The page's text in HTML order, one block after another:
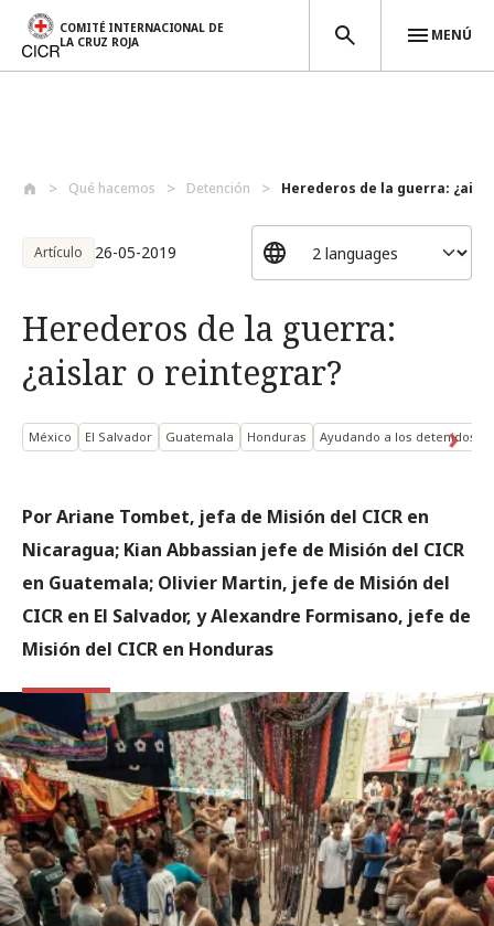
COMITÉ INTERNACIONAL DE
LA CRUZ ROJA
MENÚ
Qué hacemos Detención Herederos de la guerra:
Artículo 26-05-2019
Herederos de la guerra:
¿aislar o reintegrar?
México El Salvador Guatemala Honduras Ayudando a los detenidos
Por Ariane Tombet, jefa de Misión del CICR en
Nicaragua; Kian Abbassian jefe de Misión del CICR
en Guatemala; Olivier Martin, jefe de Misión del
CICR en El Salvador, y Alexandre Formisano, jefe de
Misión del CICR en Honduras